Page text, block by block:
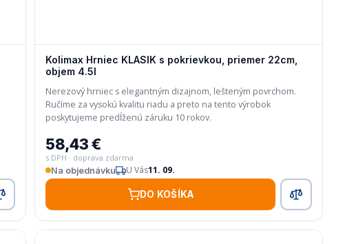
Kolimax Hrniec KLASIK s pokrievkou, priemer 22cm,
objem 4.5l
Nerezový hrniec s elegantným dizajnom, lešteným povrchom.
Ručíme za vysokú kvalitu riadu a preto na tento výrobok
poskytujeme predĺženú záruku 10 rokov.
58,43 €
s DPH · doprava zdarma
Na objednávku
U Vás11. 09.
DO KOŠÍKA